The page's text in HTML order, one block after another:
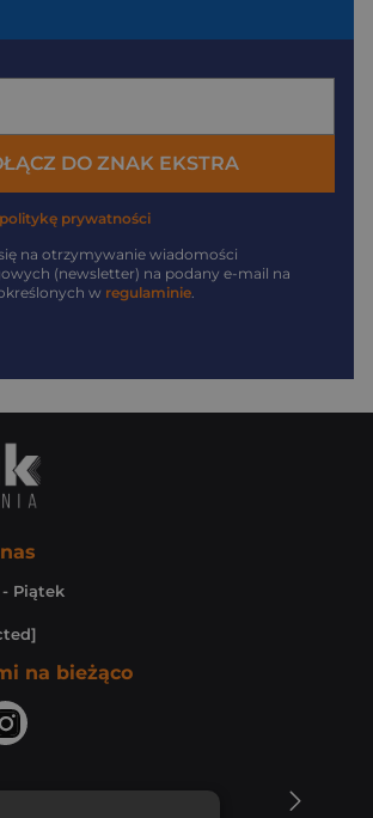
DO ZNAK EKSTRA
politykę prywatności
na otrzymywanie wiadomości
(newsletter) na podany e-mail na
w regulaminie
- Piątek
na bieżąco